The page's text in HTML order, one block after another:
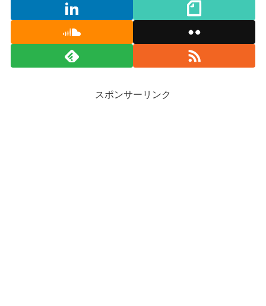
スポンサーリンク